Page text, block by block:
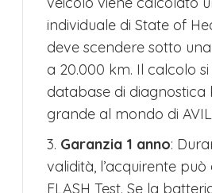
individuale di State of
deve scendere sotto
a 20.000 km. Il calcolo
database di diagnostica
grande al mondo di
3. Garanzia 1 anno:
validità, l’acquirente può
FLASH Test. Se la